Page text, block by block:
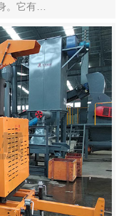
。它有…